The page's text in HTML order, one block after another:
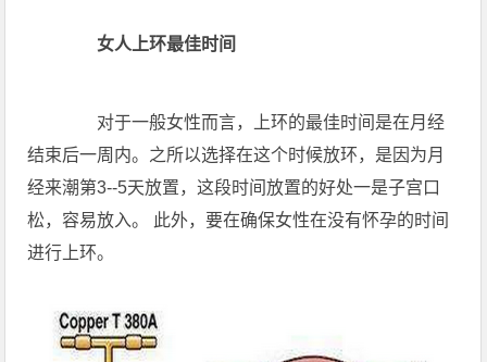
女人上环最佳时间
对于一般女性而言，上环的最佳时间是在月经
结束后一周内。之所以选择在这个时候放环，是因为月
经来潮第3--5天放置，这段时间放置的好处一是子宫口
松，容易放入。 此外，要在确保女性在没有怀孕的时间
进行上环。